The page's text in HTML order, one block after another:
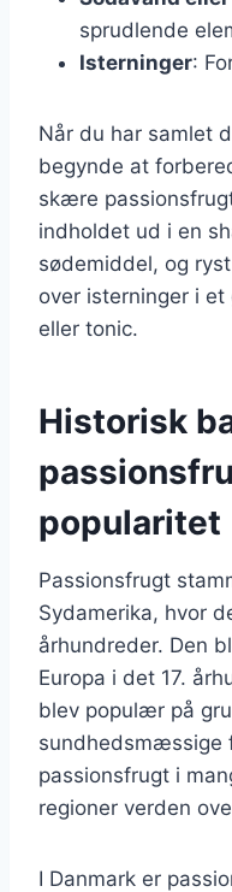
sprudlende
Isterninger:
Når du har samlet
begynde at
skære
indholdet ud i en
sødemiddel, og
over isterninger i
eller tonic.
Historisk
popularitet
Passionsfrugt
Sydamerika, hvor
århundreder. Den
Europa i det 17.
blev populær på
sundhedsmæssige
passionsfrugt i
regioner verden
I Danmark er